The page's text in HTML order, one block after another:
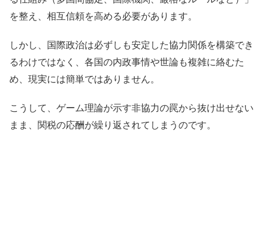
を整え、相互信頼を高める必要があります。
しかし、国際政治は必ずしも安定した協力関係を構築でき
るわけではなく、各国の内政事情や世論も複雑に絡むた
め、現実には簡単ではありません。
こうして、ゲーム理論が示す非協力の罠から抜け出せない
まま、関税の応酬が繰り返されてしまうのです。